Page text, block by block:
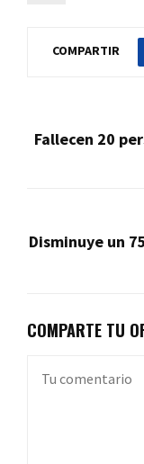
COMPARTIR
Fallecen 20
Disminuye un
COMPARTE TU